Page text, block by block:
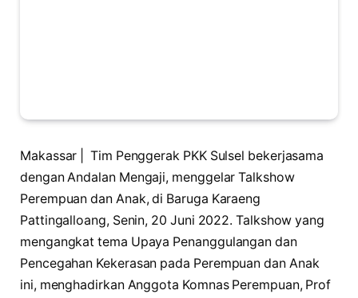
Makassar | Tim Penggerak PKK Sulsel bekerjasama
dengan Andalan Mengaji, menggelar Talkshow
Perempuan dan Anak, di Baruga Karaeng
Pattingalloang, Senin, 20 Juni 2022. Talkshow yang
mengangkat tema Upaya Penanggulangan dan
Pencegahan Kekerasan pada Perempuan dan Anak
ini, menghadirkan Anggota Komnas Perempuan, Prof